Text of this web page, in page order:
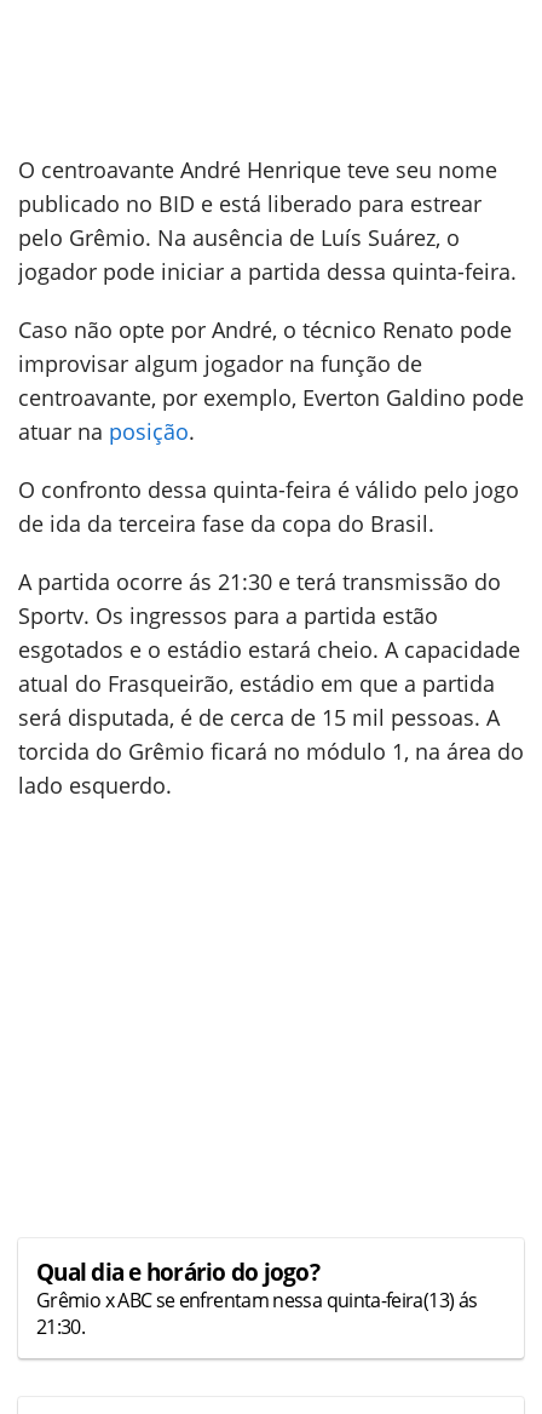
O centroavante André Henrique teve seu nome
publicado no BID e está liberado para estrear
pelo Grêmio. Na ausência de Luís Suárez, o
jogador pode iniciar a partida dessa quinta-feira.
Caso não opte por André, o técnico Renato pode
improvisar algum jogador na função de
centroavante, por exemplo, Everton Galdino pode
atuar na posição.
O confronto dessa quinta-feira é válido pelo jogo
de ida da terceira fase da copa do Brasil.
A partida ocorre ás 21:30 e terá transmissão do
Sportv. Os ingressos para a partida estão
esgotados e o estádio estará cheio. A capacidade
atual do Frasqueirão, estádio em que a partida
será disputada, é de cerca de 15 mil pessoas. A
torcida do Grêmio ficará no módulo 1, na área do
lado esquerdo.
Qual dia e horário do jogo?
Grêmio x ABC se enfrentam nessa quinta-feira(13) ás
21:30.